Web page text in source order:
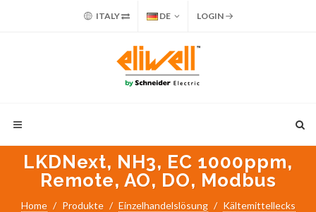
ITALY DE LOGIN
LKDNext, NH3, EC 1000ppm,
Remote, AO, DO, Modbus
Home Produkte Einzelhandelslösung
Kältemittellecks